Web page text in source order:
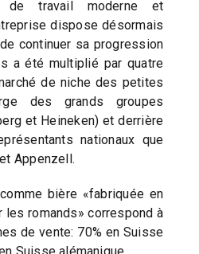
de travail moderne et
dispose désormais
continuer sa progression
a été multiplié par quatre
de niche des petites
des grands groupes
et Heineken) et derrière
nationaux que
Appenzell.
bière «fabriquée en
les romands» correspond à
de vente: 70% en Suisse